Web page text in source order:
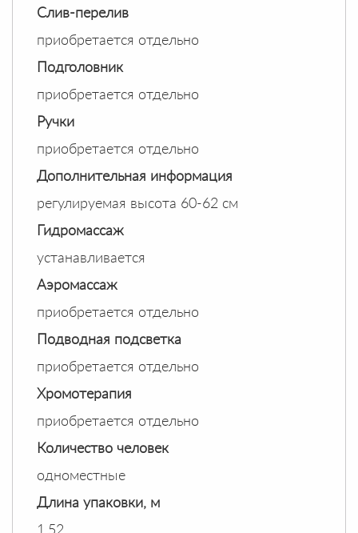
Слив-перелив
приобретается отдельно
Подголовник
приобретается отдельно
Ручки
приобретается отдельно
Дополнительная информация
регулируемая высота 60-62 см
Гидромассаж
устанавливается
Аэромассаж
приобретается отдельно
Подводная подсветка
приобретается отдельно
Хромотерапия
приобретается отдельно
Количество человек
одноместные
Длина упаковки, м